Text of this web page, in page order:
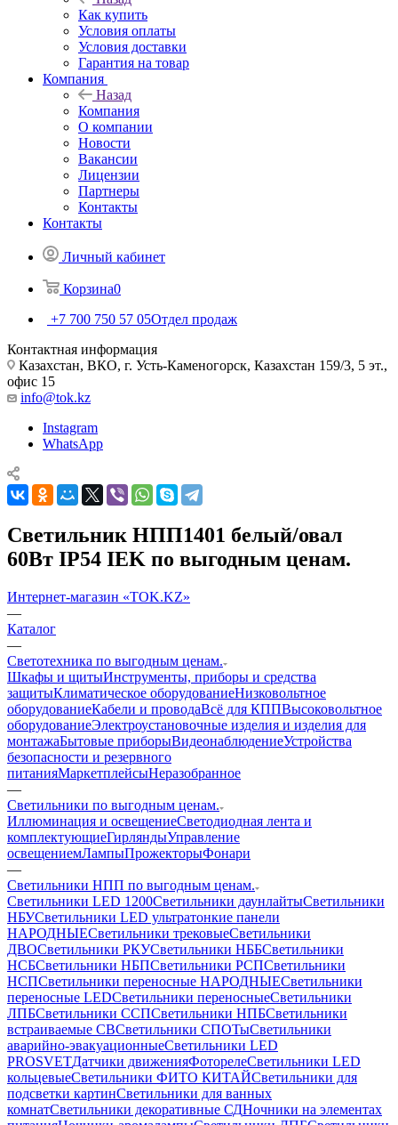
Как купить
Условия оплаты
Условия доставки
Гарантия на товар
Компания
Назад
Компания
О компании
Новости
Вакансии
Лицензии
Партнеры
Контакты
Контакты
Личный кабинет
Корзина0
+7 700 750 57 05Отдел продаж
Контактная информация
Казахстан, ВКО, г. Усть-Каменогорск, Казахстан 159/3, 5 эт.,
офис 15
info@tok.kz
Instagram
WhatsApp
Светильник НПП1401 белый/овал
60Вт IP54 IEK по выгодным ценам.
Интернет-магазин «TOK.KZ»
—
Каталог
—
Светотехника по выгодным ценам.
Шкафы и щитыИнструменты, приборы и средства
защитыКлиматическое оборудованиеНизковольтное
оборудованиеКабели и проводаВсё для КППВысоковольтное
оборудованиеЭлектроустановочные изделия и изделия для
монтажаБытовые приборыВидеонаблюдениеУстройства
безопасности и резервного
питанияМаркетплейсыНеразобранное
—
Светильники по выгодным ценам.
Иллюминация и освещениеСветодиодная лента и
комплектующиеГирляндыУправление
освещениемЛампыПрожекторыФонари
—
Светильники НПП по выгодным ценам.
Светильники LED 1200Светильники даунлайтыСветильники
НБУСветильники LED ультратонкие панели
НАРОДНЫЕСветильники трековыеСветильники
ДВОСветильники РКУСветильники НББСветильники
НСБСветильники НБПСветильники РСПСветильники
НСПСветильники переносные НАРОДНЫЕСветильники
переносные LEDСветильники переносныеСветильники
ЛПБСветильники ССПСветильники НПБСветильники
встраиваемые СВСветильники СПОТыСветильники
аварийно-эвакуационныеСветильники LED
PROSVETДатчики движенияФоторелеСветильники LED
кольцевыеСветильники ФИТО КИТАЙСветильники для
подсветки картинСветильники для ванных
комнатСветильники декоративные СДНочники на элементах